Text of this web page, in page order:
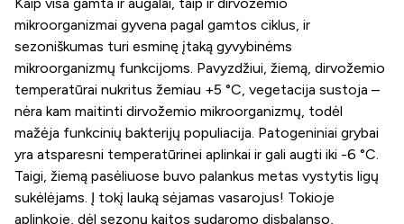
mikroorganizmai gyvena pagal gamtos ciklus, ir
sezoniškumas turi esminę įtaką gyvybinėms
mikroorganizmų funkcijoms. Pavyzdžiui, žiemą, dirvožemio
temperatūrai nukritus žemiau +5 °C, vegetacija sustoja –
nėra kam maitinti dirvožemio mikroorganizmų, todėl
mažėja funkcinių bakterijų populiacija. Patogeniniai grybai
yra atsparesni temperatūrinei aplinkai ir gali augti iki -6 °C.
Taigi, žiemą pasėliuose buvo palankus metas vystytis ligų
sukėlėjams. Į tokį lauką sėjamas vasarojus! Tokioje
aplinkoje, dėl sezonų kaitos sudaromo disbalanso,